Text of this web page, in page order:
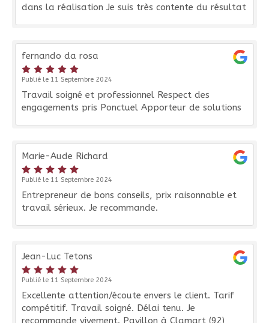
dans la réalisation Je suis très contente du résultat
fernando da rosa
Publié le 11 Septembre 2024
Travail soigné et professionnel Respect des
engagements pris Ponctuel Apporteur de solutions
Marie-Aude Richard
Publié le 11 Septembre 2024
Entrepreneur de bons conseils, prix raisonnable et
travail sérieux. Je recommande.
Jean-Luc Tetons
Publié le 11 Septembre 2024
Excellente attention/écoute envers le client. Tarif
compétitif. Travail soigné. Délai tenu. Je
recommande vivement. Pavillon à Clamart (92)